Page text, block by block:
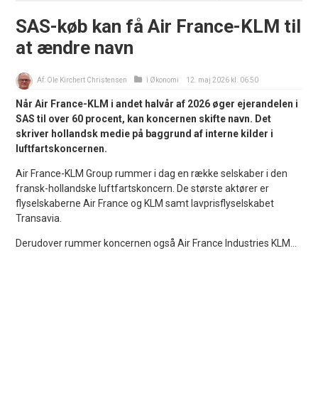
SAS-køb kan få Air France-KLM til
at ændre navn
Af: Ole Kirchert Christensen i Økonomi 12. maj 2026 kl. 06:50
Når Air France-KLM i andet halvår af 2026 øger ejerandelen i
SAS til over 60 procent, kan koncernen skifte navn. Det
skriver hollandsk medie på baggrund af interne kilder i
luftfartskoncernen.
Air France-KLM Group rummer i dag en række selskaber i den
fransk-hollandske luftfartskoncern. De største aktører er
flyselskaberne Air France og KLM samt lavprisflyselskabet
Transavia.
Derudover rummer koncernen også Air France Industries KLM...